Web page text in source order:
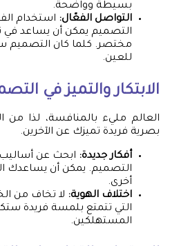
بسيطة وواضحة.
التواصل الفعّال: استخدام
التصميم يمكن أن يساعد
مختصر. كلما كان التصميم
للعين.
الابتكار والتميز في
العالم مليء بالمنافسة، لذا
بصرية فريدة تميزك عن الآخرين.
أفكار جديدة: ابحث عن أساليب
التصميم. يمكن أن يساعدك
أخرى.
اختلاف الهوية: لا تخاف من
التي تتمتع بلمسة فريدة
المستهلكين.